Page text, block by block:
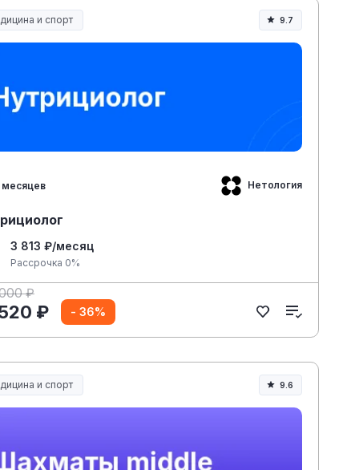
и спорт
спорт и здоровье
9.7
месяцев Нетология
3 813 ₽/месяц
Рассрочка 0%
₽
₽ - 36%
и спорт
спорт и здоровье
9.6